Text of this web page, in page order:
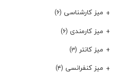
میز کارشناسی (۶)
میز کارمندی (۶)
میز کانتر (۳)
میز کنفرانسی (۴)